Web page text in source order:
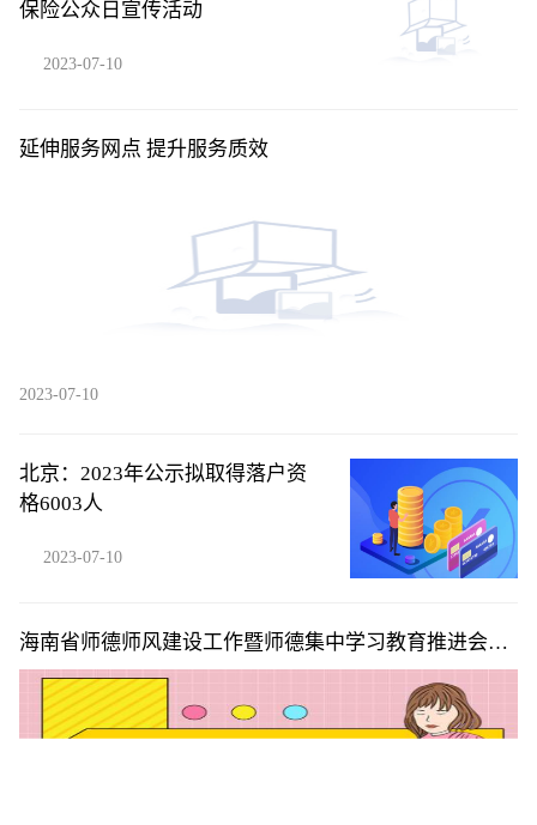
保险公众日宣传活动
2023-07-10
延伸服务网点 提升服务质效
2023-07-10
北京：2023年公示拟取得落户资
格6003人
2023-07-10
海南省师德师风建设工作暨师德集中学习教育推进会在
海口召开